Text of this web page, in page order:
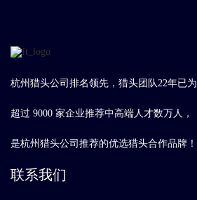
杭州猎头公司排名领先，猎头团队22年已为
超过 9000 家企业推荐中高端人才数万人，
是杭州猎头公司推荐的优选猎头合作品牌！
联系我们